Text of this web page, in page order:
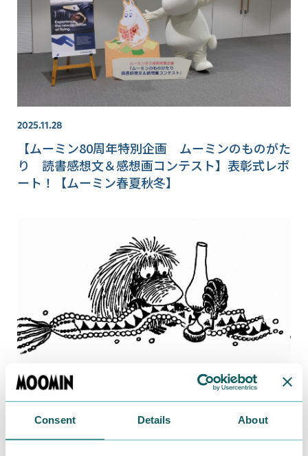
Consent Details About
2025.11.28
【ムーミン80周年特別企画 ムーミンのものがた
り 読書感想文＆感想画コンテスト】表彰式レポ
ート！【ムーミン春夏秋冬】
2025.10.03
謎がいっぱい!? ムーミン族のご先祖さま【ムーミ
ン春夏秋冬】